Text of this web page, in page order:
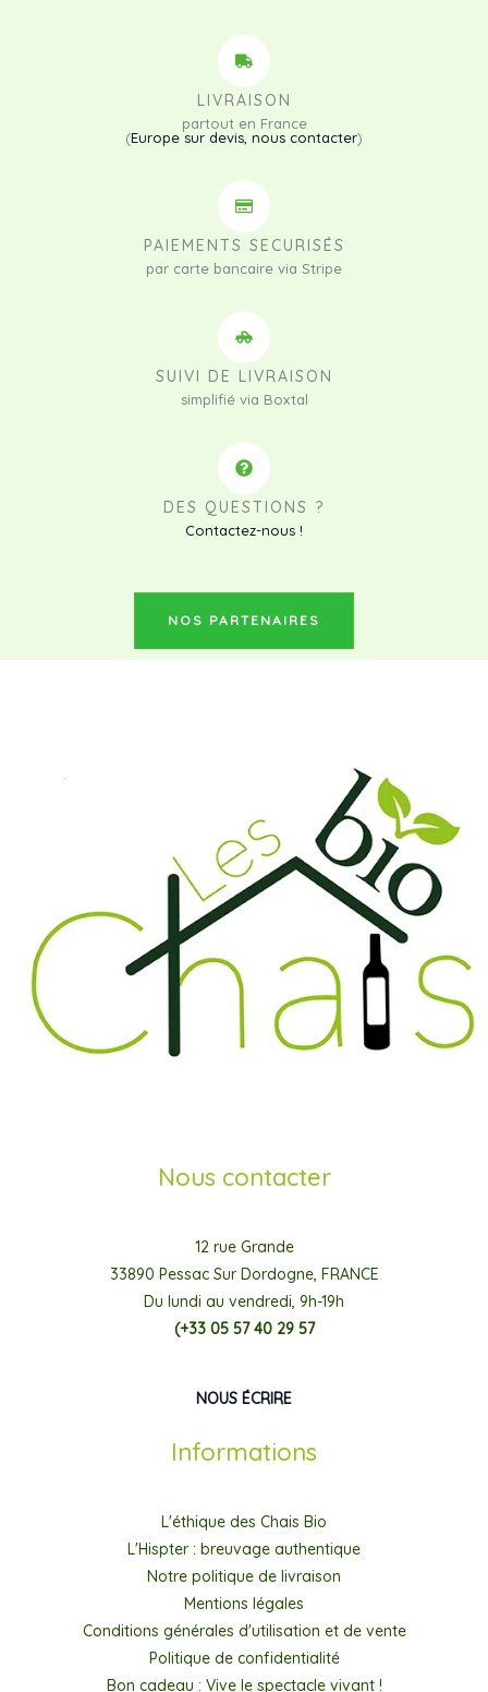
LIVRAISON
partout en France
(Europe sur devis, nous contacter)
PAIEMENTS SECURISÉS
par carte bancaire via Stripe
SUIVI DE LIVRAISON
simplifié via Boxtal
DES QUESTIONS ?
Contactez-nous !
NOS PARTENAIRES
Nous contacter
12 rue Grande
33890 Pessac Sur Dordogne, FRANCE
Du lundi au vendredi, 9h-19h
(+33 05 57 40 29 57
NOUS ÉCRIRE
Informations
L'éthique des Chais Bio
L'Hispter : breuvage authentique
Notre politique de livraison
Mentions légales
Conditions générales d'utilisation et de vente
Politique de confidentialité
Bon cadeau : Vive le spectacle vivant !